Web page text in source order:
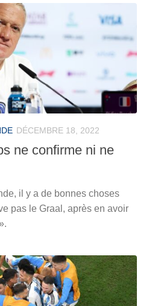
DÉCEMBRE 18, 2022
ne confirme ni ne
il y a de bonnes choses
pas le Graal, après en avoir